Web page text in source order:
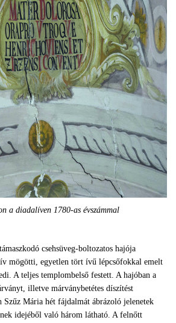
a diadalíven 1780-as évszámmal
csehsüveg-boltozatos hajója
mögötti, egyetlen tört ívű lépcsőfokkal emelt
A teljes templombelső festett. A hajóban a
illetve márványbetétes díszítést
Mária hét fájdalmát ábrázoló jelenetek
idejéből való három látható. A felnőtt